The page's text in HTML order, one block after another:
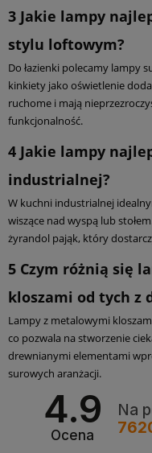
3 Jakie lampy
stylu loftowym?
Do łazienki polecamy lampy
kinkiety jako oświetlenie
ruchome i mają
funkcjonalność.
4 Jakie lampy
industrialnej?
W kuchni industrialnej
wiszące nad wyspą lub
żyrandol pająk, który
5 Czym różnią się
kloszami od tych z
Lampy z metalowymi
co pozwala na stworzenie
drewnianymi elementami
surowych aranżacji.
4.9
Ocena
Na